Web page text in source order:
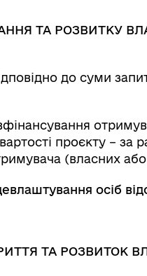
ТА РОЗВИТКУ
до суми
проєкту –
(власних
осіб
ТА РОЗВИТОК